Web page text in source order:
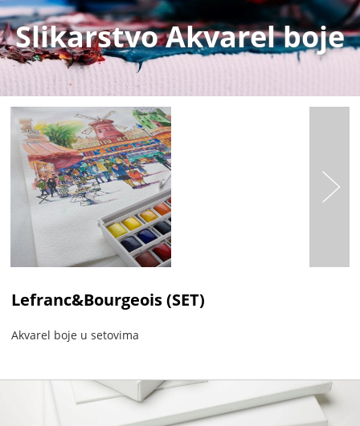
Slikarstvo Akvarel boje
Lefranc&Bourgeois (SET)
Akvarel boje u setovima